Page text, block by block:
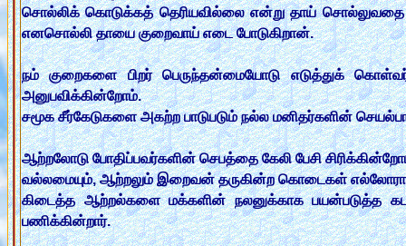
சொல்லிக் கொடுக்கத் தெரியவில்லை என்று தாய் சொல்லுவதை
எனசொல்லி தாயை குறைவாய் எடை போடுகிறான்.
நம் குறைகளை பிறர் பெருந்தன்மையோடு எடுத்துக்
அனுபவிக்கின்றோம்.
சமூக சீர்கேடுகளை அகற்ற பாடுபடும் நல்ல மனிதர்களின்
ஆற்றலோடு போதிப்பவர்களின் செபத்தை கேலி பேசி
வல்லமையும், ஆற்றலும் இறைவன் தருகின்ற கொடைகள்
கிடைத்த ஆற்றல்களை மக்களின் நலனுக்காக பயன்படுத்த
பணிக்கின்றார்.